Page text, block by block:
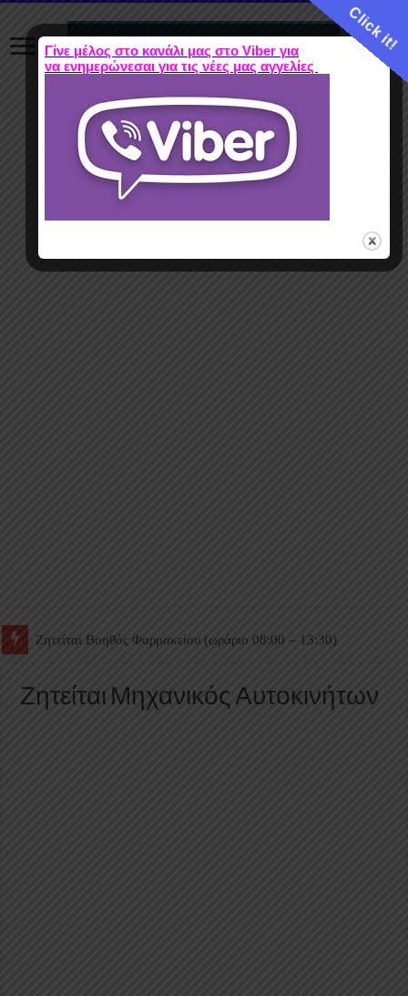
Ζητείται Βοηθός Θαλάμου
Ζητείται Μηχανικός Αυτοκινήτων
Click it!
Γίνε μέλος στο κανάλι μας στο Viber για
να ενημερώνεσαι για τις νέες μας αγγελίες